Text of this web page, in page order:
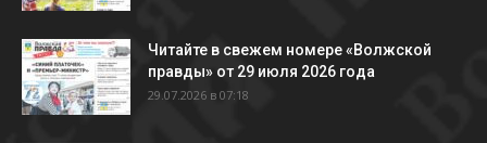
Читайте в свежем номере «Волжской
правды» от 29 июля 2026 года
29.07.2026 в 07:18